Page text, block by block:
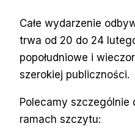
Całe wydarzenie
trwa od 20 do 24
popołudniowe i
szerokiej publiczności.
Polecamy szczególnie
ramach szczytu: